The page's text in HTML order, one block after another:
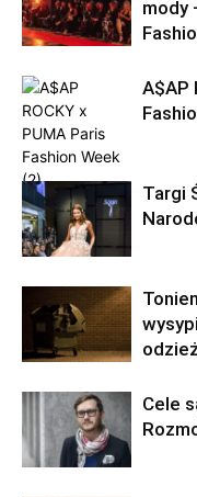
mody
A$AP
Targi
Cele